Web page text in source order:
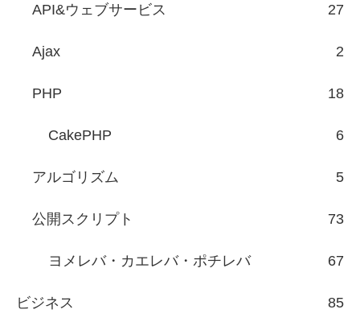
API&ウェブサービス 27
Ajax 2
PHP 18
CakePHP 6
アルゴリズム 5
公開スクリプト 73
ヨメレバ・カエレバ・ポチレバ 67
ビジネス 85